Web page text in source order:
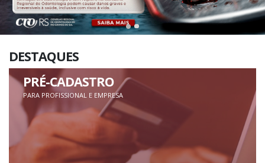
DESTAQUES
PRÉ-CADASTRO
PARA PROFISSIONAL E EMPRESA